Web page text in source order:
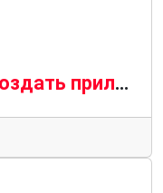
GNOME OS планирует создать приложение, похожее на TestFlight, для экспериментального программного обеспечения